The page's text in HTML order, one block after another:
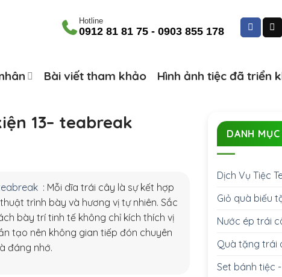
Hotline
0912 81 81 75 - 0903 855 178
Bài viết tham khảo Hình ảnh tiệc đã triển
13– teabreak
: Mỗi dĩa trái cây là sự kết hợp
trình bày và hương vị tự nhiên. Sắc
bày trí tinh tế không chỉ kích thích vị
tạo nên không gian tiếp đón chuyên
đáng nhớ.
DANH
Dịch Vụ Tiệc
Giỏ quà biếu
Nước ép trái
Quà tặng trái
Set bánh tiệc